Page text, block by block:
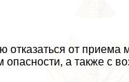
отказаться от
а также с